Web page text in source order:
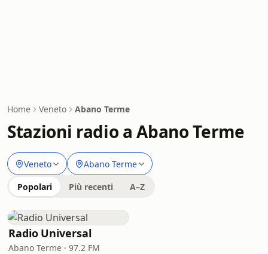
Home Veneto Abano Terme
Stazioni radio a Abano Terme
Veneto Abano Terme
Popolari Più recenti A–Z
Radio Universal
Abano Terme · 97.2 FM